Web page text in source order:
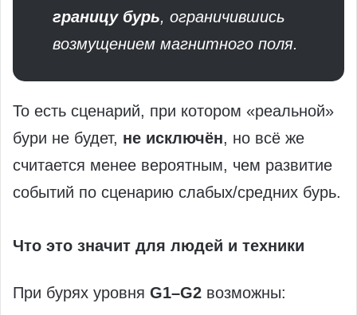
границу бурь, ограничившись
возмущением магнитного поля.
То есть сценарий, при котором «реальной»
бури не будет, не исключён, но всё же
считается менее вероятным, чем развитие
событий по сценарию слабых/средних бурь.
Что это значит для людей и техники
При бурях уровня G1–G2 возможны: